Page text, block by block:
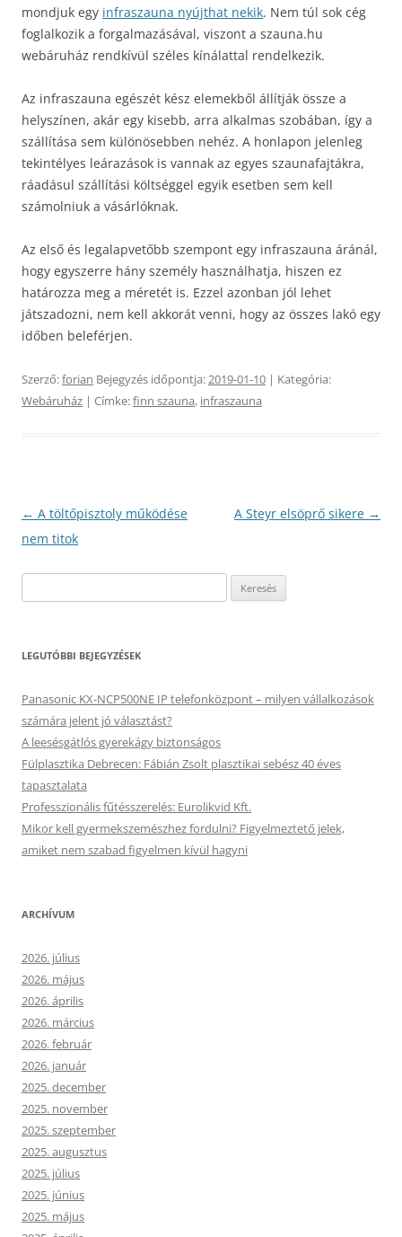
mondjuk egy infraszauna nyújthat nekik. Nem túl sok cég
foglalkozik a forgalmazásával, viszont a szauna.hu
webáruház rendkívül széles kínálattal rendelkezik.
Az infraszauna egészét kész elemekből állítják össze a
helyszínen, akár egy kisebb, arra alkalmas szobában, így a
szállítása sem különösebben nehéz. A honlapon jelenleg
tekintélyes leárazások is vannak az egyes szaunafajtákra,
ráadásul szállítási költséggel egyik esetben sem kell
számolniuk a vásárlóknak.
Az első és legalapvetőbb szempont egy infraszauna áránál,
hogy egyszerre hány személy használhatja, hiszen ez
határozza meg a méretét is. Ezzel azonban jól lehet
játszadozni, nem kell akkorát venni, hogy az összes lakó egy
időben beleférjen.
Szerző:forian Bejegyzés időpontja:2019-01-10 | Kategória:
Webáruház | Címke:finn szauna, infraszauna
Bejegyzés
navigáció
← A töltőpisztoly működése
nem titok
A Steyr elsöprő sikere →
LEGUTÓBBI BEJEGYZÉSEK
Panasonic KX-NCP500NE IP telefonközpont – milyen vállalkozások
számára jelent jó választást?
A leesésgátlós gyerekágy biztonságos
Fülplasztika Debrecen: Fábián Zsolt plasztikai sebész 40 éves
tapasztalata
Professzionális fűtésszerelés: Eurolikvid Kft.
Mikor kell gyermekszemészhez fordulni? Figyelmeztető jelek,
amiket nem szabad figyelmen kívül hagyni
ARCHÍVUM
2026. július
2026. május
2026. április
2026. március
2026. február
2026. január
2025. december
2025. november
2025. szeptember
2025. augusztus
2025. július
2025. június
2025. május